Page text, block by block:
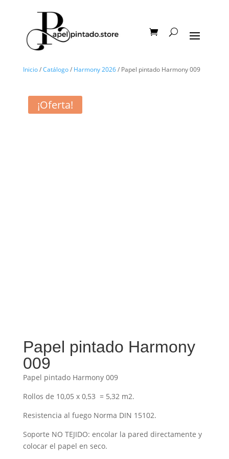
Inicio/Catálogo/ Harmony 2026/ Papel pintado Harmony 009
¡Oferta!
Papel pintado Harmony
009
Papel pintado Harmony 009
Rollos de 10,05 x 0,53 = 5,32 m2.
Resistencia al fuego Norma DIN 15102.
Soporte NO TEJIDO: encolar la pared directamente y
colocar el papel en seco.